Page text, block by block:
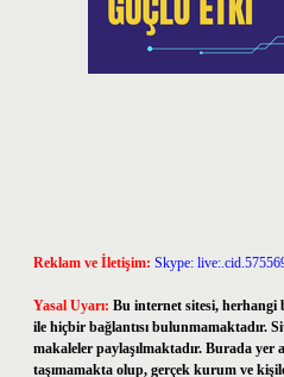
Reklam ve İletişim: Skype:
Yasal Uyarı: Bu internet sitesi, herhangi
ile hiçbir bağlantısı bulunmamaktadır.
makaleler paylaşılmaktadır. Burada
taşımamakta olup, gerçek kurum ve